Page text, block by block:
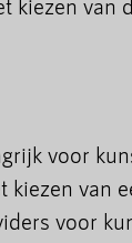
kiezen van
voor
van
voor